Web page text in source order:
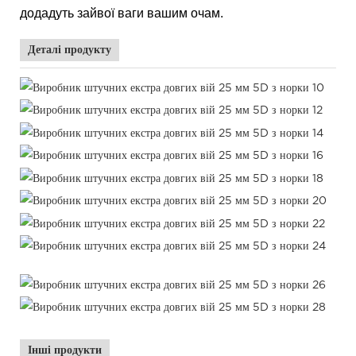
додадуть зайвої ваги вашим очам.
Деталі продукту
Інші продукти